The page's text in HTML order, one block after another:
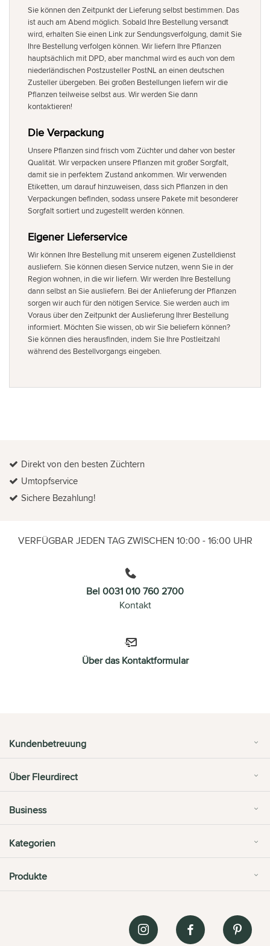
Sie können den Zeitpunkt der Lieferung selbst bestimmen. Das
ist auch am Abend möglich. Sobald Ihre Bestellung versandt
wird, erhalten Sie einen Link zur Sendungsverfolgung, damit Sie
Ihre Bestellung verfolgen können. Wir liefern Ihre Pflanzen
hauptsächlich mit DPD, aber manchmal wird es auch von dem
niederländischen Postzusteller PostNL an einen deutschen
Zusteller übergeben. Bei großen Bestellungen liefern wir die
Pflanzen teilweise selbst aus. Wir werden Sie dann
kontaktieren!
Die Verpackung
Unsere Pflanzen sind frisch vom Züchter und daher von bester
Qualität. Wir verpacken unsere Pflanzen mit großer Sorgfalt,
damit sie in perfektem Zustand ankommen. Wir verwenden
Etiketten, um darauf hinzuweisen, dass sich Pflanzen in den
Verpackungen befinden, sodass unsere Pakete mit besonderer
Sorgfalt sortiert und zugestellt werden können.
Eigener Lieferservice
Wir können Ihre Bestellung mit unserem eigenen Zustelldienst
ausliefern. Sie können diesen Service nutzen, wenn Sie in der
Region wohnen, in die wir liefern. Wir werden Ihre Bestellung
dann selbst an Sie ausliefern. Bei der Anlieferung der Pflanzen
sorgen wir auch für den nötigen Service. Sie werden auch im
Voraus über den Zeitpunkt der Auslieferung Ihrer Bestellung
informiert. Möchten Sie wissen, ob wir Sie beliefern können?
Sie können dies herausfinden, indem Sie Ihre Postleitzahl
während des Bestellvorgangs eingeben.
Direkt von den besten Züchtern
Umtopfservice
Sichere Bezahlung!
VERFÜGBAR JEDEN TAG ZWISCHEN 10:00 - 16:00 UHR
Bel 0031 010 760 2700
Kontakt
Über das Kontaktformular
Kundenbetreuung
Über Fleurdirect
Business
Kategorien
Produkte